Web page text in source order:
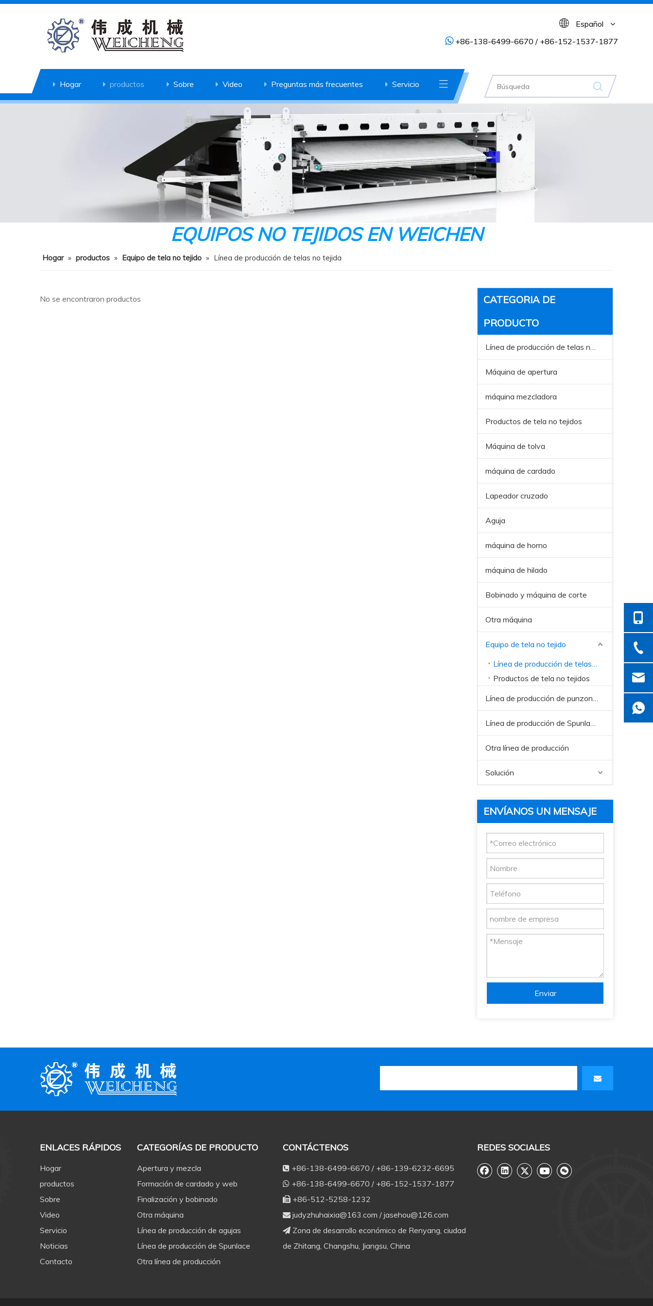
Español
+86-138-6499-6670 / +86-152-1537-1877
Hogar productos Sobre Video Preguntas más frecuentes Servicio
EQUIPOS NO TEJIDOS EN WEICHEN
Hogar » productos » Equipo de tela no tejido » Línea de producción de telas no tejida
No se encontraron productos
CATEGORIA DE
PRODUCTO
Línea de producción de telas no tejida
Máquina de apertura
máquina mezcladora
Productos de tela no tejidos
Máquina de tolva
máquina de cardado
Lapeador cruzado
Aguja
máquina de horno
máquina de hilado
Bobinado y máquina de corte
Otra máquina
Equipo de tela no tejido
Línea de producción de telas no tejida
Productos de tela no tejidos
Línea de producción de punzonos de aguja
Línea de producción de Spunlace
Otra línea de producción
Solución
ENVÍANOS UN MENSAJE
Enviar
ENLACES RÁPIDOS
Hogar
productos
Sobre
Video
Servicio
Noticias
Contacto
CATEGORÍAS DE PRODUCTO
Apertura y mezcla
Formación de cardado y web
Finalización y bobinado
Otra máquina
Línea de producción de agujas
Línea de producción de Spunlace
Otra línea de producción
CONTÁCTENOS
 +86-138-6499-6670 / +86-139-6232-6695
 +86-138-6499-6670 / +86-152-1537-1877
 +86-512-5258-1232
 judyzhuhaixia@163.com / jasehou@126.com
 Zona de desarrollo económico de Renyang, ciudad
de Zhitang, Changshu, Jiangsu, China
REDES SOCIALES